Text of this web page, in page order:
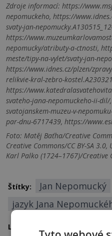
Zdroje informací: https://
nepomuckeho, https://
svaty-jan-
https://
nepomucky/atributy-a-ctnosti,
meste/tipy-na-vylet/svaty-jan-
https://www.idnes.cz/plzen/
relikvie-kral-zebro-
https://
svateho-jana-nepomuckeho-ii-
svatojanskem-muzeu-v-
par-dnu-6717439, https://
Foto: Matěj Baťha/Creative
Creative Commons/CC BY-SA
Karl Palko (1724–1767)/Creative
Štítky:
Jan Nepomucký
jazyk Jana
Lokalita: